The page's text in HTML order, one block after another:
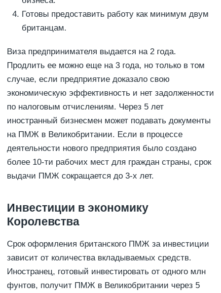
Готовы предоставить работу как минимум двум
британцам.
Виза предпринимателя выдается на 2 года.
Продлить ее можно еще на 3 года, но только в том
случае, если предприятие доказало свою
экономическую эффективность и нет задолженности
по налоговым отчислениям. Через 5 лет
иностранный бизнесмен может подавать документы
на ПМЖ в Великобритании. Если в процессе
деятельности нового предприятия было создано
более 10-ти рабочих мест для граждан страны, срок
выдачи ПМЖ сокращается до 3-х лет.
Инвестиции в экономику
Королевства
Срок оформления британского ПМЖ за инвестиции
зависит от количества вкладываемых средств.
Иностранец, готовый инвестировать от одного млн
фунтов, получит ПМЖ в Великобритании через 5